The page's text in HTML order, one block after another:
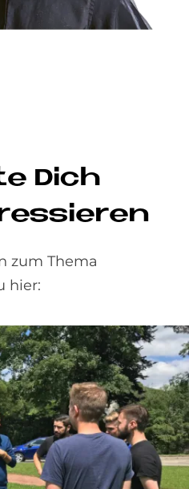
Dich
zum Thema
hier: